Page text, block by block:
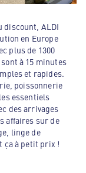
discount, ALDI
en Europe
plus de 1300
à 15 minutes
et rapides.
poissonnerie
essentiels
des arrivages
affaires sur de
linge de
ça à petit prix !